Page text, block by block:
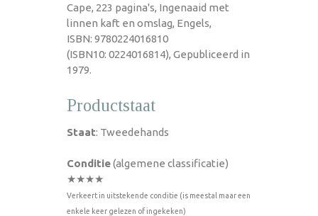
Cape, 223 pagina's, Ingenaaid met
linnen kaft en omslag, Engels,
ISBN: 9780224016810
(ISBN10: 0224016814), Gepubliceerd in
1979.
Productstaat
Staat: Tweedehands
Conditie(algemene classificatie)
★★★★
Verkeert in uitstekende conditie (is meestal maar een
enkele keer gelezen of ingekeken)